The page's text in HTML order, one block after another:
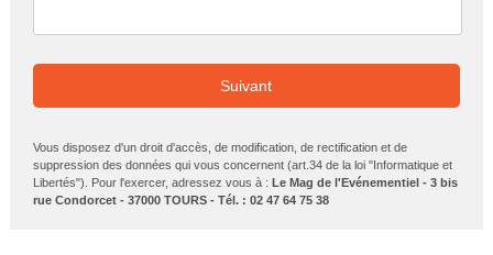
Suivant
Vous disposez d'un droit d'accès, de modification, de rectification et de
suppression des données qui vous concernent (art.34 de la loi "Informatique et
Libertés"). Pour l'exercer, adressez vous à :Le Mag de l'Evénementiel - 3 bis
rue Condorcet - 37000 TOURS - Tél. : 02 47 64 75 38